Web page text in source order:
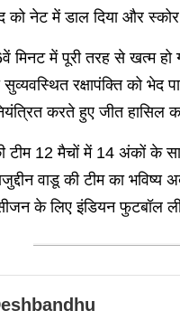
नेट में डाल दिया और
मिनट में पूरी तरह से खत्म
रक्षापंक्ति को भेद
करते हुए जीत हासिल
टीम 12 मैचों में 14 अंकों के
वाडू की टीम का
के लिए इंडियन फुटबॉल